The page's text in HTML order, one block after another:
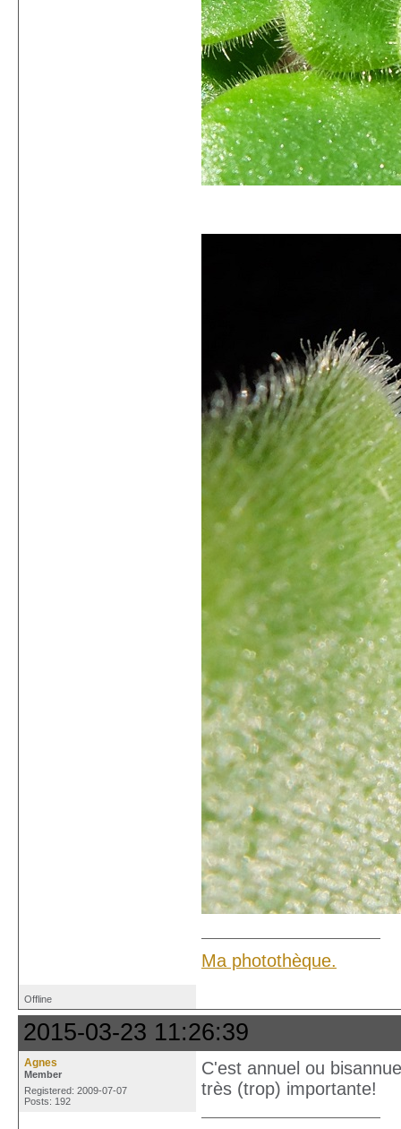
Ma photothèque.
Offline
2015-03-23 11:26:39
Agnes
Member
Registered: 2009-07-07
Posts: 192
C'est annuel ou
très (trop) importante!